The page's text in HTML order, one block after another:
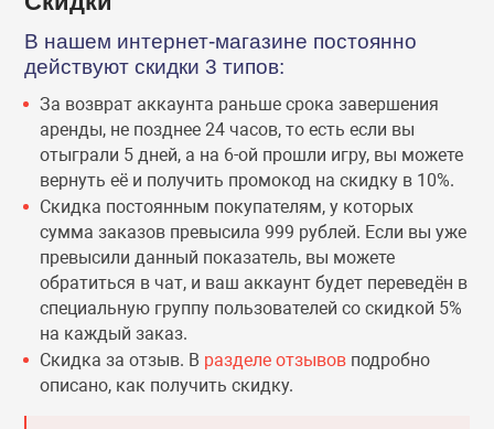
Платформеры
Предзаказы
Ролевые игры
Спорт
Стратегии
Новинки
Платформеры
Предзаказы
Ролевые игры
Спорт
миром в аренду
в аренду на PS4 и
PS4
В нашем интернет-магазине постоянно
действуют скидки 3 типов:
За возврат аккаунта раньше срока завершения
аренды, не позднее 24 часов, то есть если вы
отыграли 5 дней, а на 6-ой прошли игру, вы можете
вернуть её и получить промокод на скидку в 10%.
Скидка постоянным покупателям, у которых
сумма заказов превысила 999 рублей. Если вы уже
превысили данный показатель, вы можете
обратиться в чат, и ваш аккаунт будет переведён в
специальную группу пользователей со скидкой 5%
на каждый заказ.
Скидка за отзыв. В разделе отзывов подробно
описано, как получить скидку.